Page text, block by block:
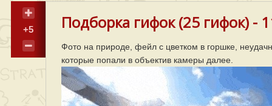
+5 Подборка гифок (25 гифок) -
Фото на природе, фейл с цветком в горшке,
которые попали в объектив камеры далее.